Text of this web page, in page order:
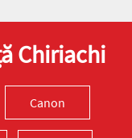
în site-ul tău!
Chiriachi
Canon